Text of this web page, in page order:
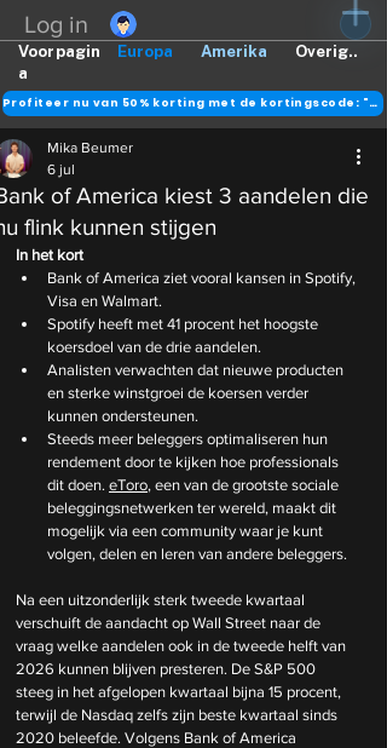
Log in
Europa Amerika Overig..
Voorpagin
a
Profiteer nu van 50% korting met de kortingscode: "DANK"
of America kiest 3 aandelen die
flink kunnen stijgen
Mika Beumer
6 jul
In het kort
Bank of America ziet vooral kansen in Spotify,
Visa en Walmart.
Spotify heeft met 41 procent het hoogste
koersdoel van de drie aandelen.
Analisten verwachten dat nieuwe producten
en sterke winstgroei de koersen verder
kunnen ondersteunen.
Steeds meer beleggers optimaliseren hun
rendement door te kijken hoe professionals
dit doen. eToro, een van de grootste sociale
beleggingsnetwerken ter wereld, maakt dit
mogelijk via een community waar je kunt
volgen, delen en leren van andere beleggers.
Na een uitzonderlijk sterk tweede kwartaal
verschuift de aandacht op Wall Street naar de
vraag welke aandelen ook in de tweede helft van
2026 kunnen blijven presteren. De S&P 500
steeg in het afgelopen kwartaal bijna 15 procent,
terwijl de Nasdaq zelfs zijn beste kwartaal sinds
2020 beleefde. Volgens Bank of America